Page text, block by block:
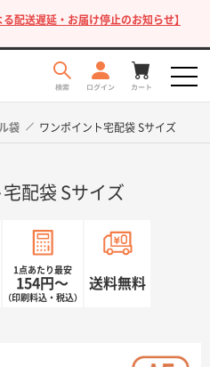
配送遅延・お届け停止のお知らせ】
袋 ワンポイント宅配袋 Sサイズ
配袋 Sサイズ
1点あたり最安
154円〜
（印刷料込・税込）
送料無料